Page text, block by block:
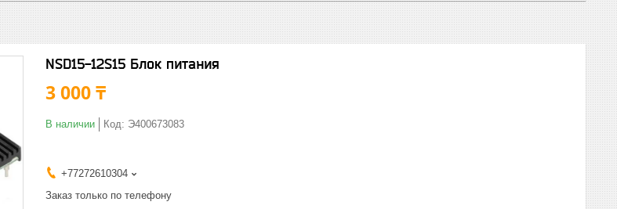
NSD15-12S15 Блок питания
3 000 ₸
В наличии Код: Э400673083
+77272610304
Заказ только по телефону